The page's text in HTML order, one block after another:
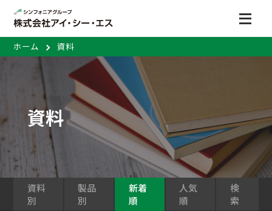
ホーム 資料
資料
資料
別
製品
別
新着
順
人気
順
検
索